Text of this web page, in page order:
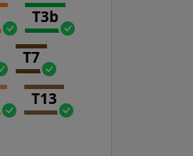
T3b
T7
T13